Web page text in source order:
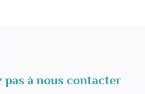
pas à nous contacter